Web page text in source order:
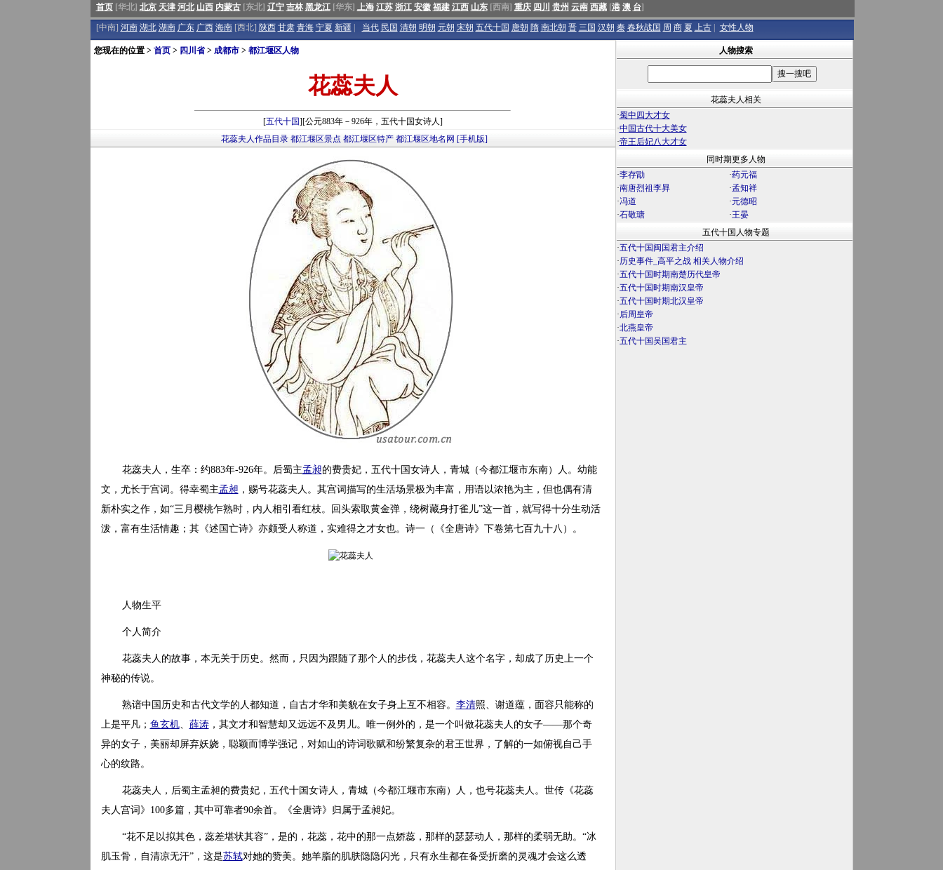
首页[华北] 北京 天津 河北 山西 内蒙古[东北] 辽宁 吉林 黑龙江[华东] 上海 江苏 浙江 安徽 福建 江西 山东[西南] 重庆 四川 贵州 云南 西藏[港 澳 台]
[中南] 河南 湖北 湖南 广东 广西 海南[西北] 陕西 甘肃 青海 宁夏 新疆 当代 民国 清朝 明朝 元朝 宋朝 五代十国 唐朝 隋 南北朝 晋 三国 汉朝 秦 春秋战国 周 商 夏 上古 女性人物
您现在的位置 > 首页> 四川省> 成都市> 都江堰区人物
花蕊夫人
[五代十国][公元883年－926年，五代十国女诗人]
花蕊夫人作品目录 都江堰区景点 都江堰区特产 都江堰区地名网 [手机版]
花蕊夫人，生卒：约883年-926年。后蜀主孟昶的费贵妃，五代十国女诗人，青城（今都江堰市东南）人。幼能
文，尤长于宫词。得幸蜀主孟昶 ，赐号花蕊夫人。其宫词描写的生活场景极为丰富，用语以浓艳为主，但也偶有清
新朴实之作，如“三月樱桃乍熟时，内人相引看红枝。回头索取黄金弹，绕树藏身打雀儿”这一首，就写得十分生动活
泼，富有生活情趣；其《述国亡诗》亦颇受人称道，实难得之才女也。诗一（《全唐诗》下卷第七百九十八）。
人物生平
个人简介
花蕊夫人的故事，本无关于历史。然而，只因为跟随了那个人的步伐，花蕊夫人这个名字，却成了历史上一个
神秘的传说。
熟谙中国历史和古代文学的人都知道，自古才华和美貌在女子身上互不相容。 李清照、谢道蕴，面容只能称的
上是平凡； 鱼玄机、 薛涛，其文才和智慧却又远远不及男儿。唯一例外的，是一个叫做花蕊夫人的女子——那个奇
异的女子，美丽却屏弃妖娆，聪颖而博学强记，对如山的诗词歌赋和纷繁复杂的君王世界，了解的一如俯视自己手
心的纹路。
花蕊夫人，后蜀主孟昶的费贵妃，五代十国女诗人，青城（今都江堰市东南）人，也号花蕊夫人。世传《花蕊
夫人宫词》100多篇，其中可靠者90余首。《全唐诗》归属于孟昶妃。
“花不足以拟其色，蕊差堪状其容”，是的，花蕊，花中的那一点娇蕊，那样的瑟瑟动人，那样的柔弱无助。“冰
肌玉骨，自清凉无汗”，这是苏轼对她的赞美。她羊脂的肌肤隐隐闪光，只有永生都在备受折磨的灵魂才会这么透
人物搜索
花蕊夫人相关
·蜀中四大才女
·中国古代十大美女
·帝王后妃八大才女
同时期更多人物
·李存勖 ·药元福
·南唐烈祖李昪 ·孟知祥
·冯道 ·元德昭
·石敬瑭 ·王晏
五代十国人物专题
·五代十国闽国君主介绍
·历史事件_高平之战 相关人物介绍
·五代十国时期南楚历代皇帝
·五代十国时期南汉皇帝
·五代十国时期北汉皇帝
·后周皇帝
·北燕皇帝
·五代十国吴国君主